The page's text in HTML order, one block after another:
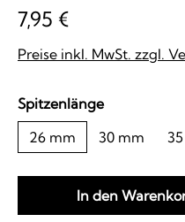
7,95 €
Preise inkl. MwSt. zzgl.
Spitzenlängeauswählen
26 mm
30 mm
In den